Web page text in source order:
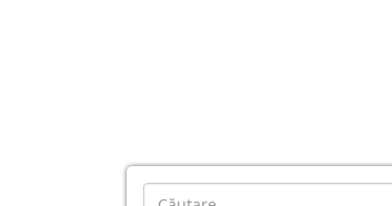
Introdu localitatea: